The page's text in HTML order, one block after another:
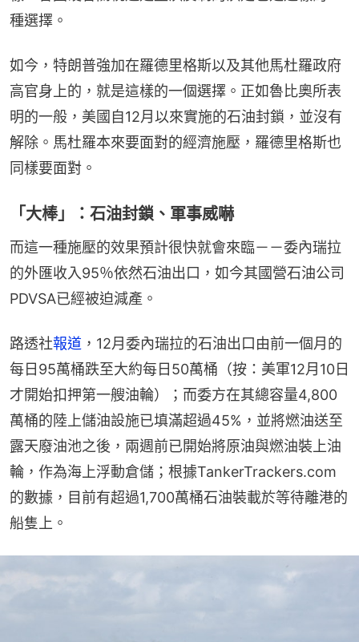
種選擇。
如今，特朗普強加在羅德里格斯以及其他馬杜羅政府
高官身上的，就是這樣的一個選擇。正如魯比奧所表
明的一般，美國自12月以來實施的石油封鎖，並沒有
解除。馬杜羅本來要面對的經濟施壓，羅德里格斯也
同樣要面對。
「大棒」：石油封鎖、軍事威嚇
而這一種施壓的效果預計很快就會來臨－－委內瑞拉
的外匯收入95％依然石油出口，如今其國營石油公司
PDVSA已經被迫減產。
路透社報道 ，12月委內瑞拉的石油出口由前一個月的
每日95萬桶跌至大約每日50萬桶（按：美軍12月10日
才開始扣押第一艘油輪）；而委方在其總容量4,800
萬桶的陸上儲油設施已填滿超過45%，並將燃油送至
露天廢油池之後，兩週前已開始將原油與燃油裝上油
輪，作為海上浮動倉儲；根據TankerTrackers.com
的數據，目前有超過1,700萬桶石油裝載於等待離港的
船隻上。